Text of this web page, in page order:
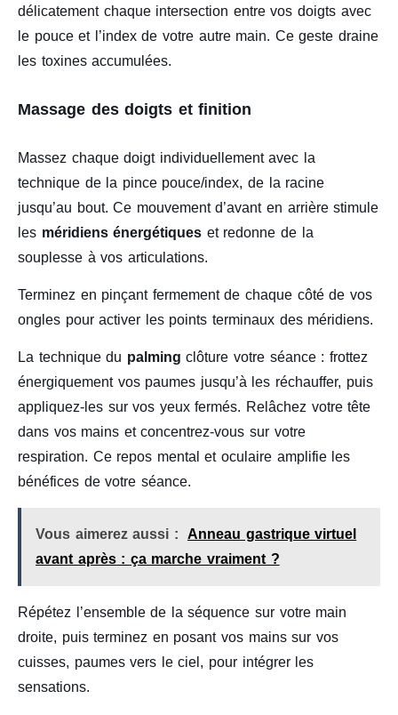
délicatement chaque intersection entre vos doigts avec
le pouce et l’index de votre autre main. Ce geste draine
les toxines accumulées.
Massage des doigts et finition
Massez chaque doigt individuellement avec la
technique de la pince pouce/index, de la racine
jusqu’au bout. Ce mouvement d’avant en arrière stimule
les méridiens énergétiques et redonne de la
souplesse à vos articulations.
Terminez en pinçant fermement de chaque côté de vos
ongles pour activer les points terminaux des méridiens.
La technique du palming clôture votre séance : frottez
énergiquement vos paumes jusqu’à les réchauffer, puis
appliquez-les sur vos yeux fermés. Relâchez votre tête
dans vos mains et concentrez-vous sur votre
respiration. Ce repos mental et oculaire amplifie les
bénéfices de votre séance.
Vous aimerez aussi :
Anneau gastrique virtuel
avant après : ça marche vraiment ?
Répétez l’ensemble de la séquence sur votre main
droite, puis terminez en posant vos mains sur vos
cuisses, paumes vers le ciel, pour intégrer les
sensations.